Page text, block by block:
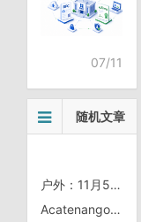
07/11
随机文章
户外：11月5日，香山
Acatenango-Fuego火山脚下